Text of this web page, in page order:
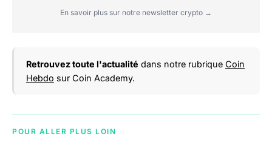
En savoir plus sur notre newsletter crypto →
Retrouvez toute l'actualité dans notre rubrique Coin
Hebdo sur Coin Academy.
POUR ALLER PLUS LOIN